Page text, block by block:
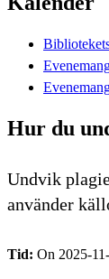
Hur du
Undvik
använder
Tid: On 2025-